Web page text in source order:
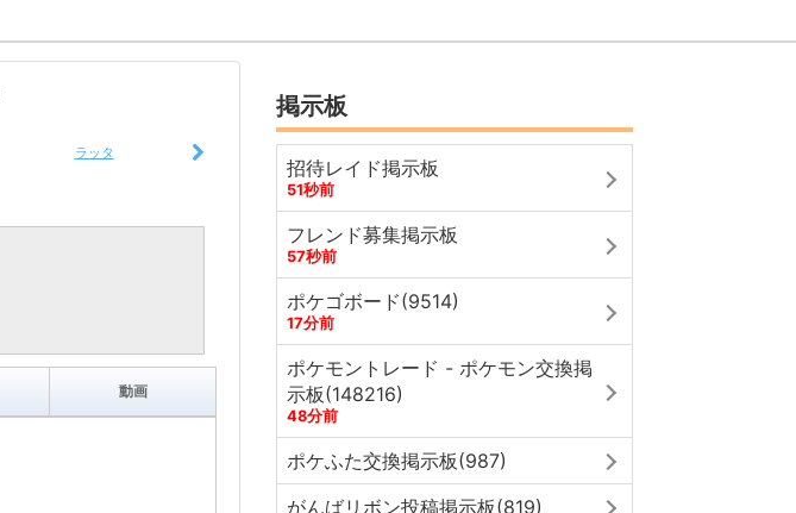
ラッタ
動画
掲示板
招待レイド掲示板
51秒前
フレンド募集掲示板
57秒前
ポケゴボード(9514)
17分前
ポケモントレード - ポケモン交換掲
示板(148216)
48分前
ポケふた交換掲示板(987)
がんばリボン投稿掲示板(819)